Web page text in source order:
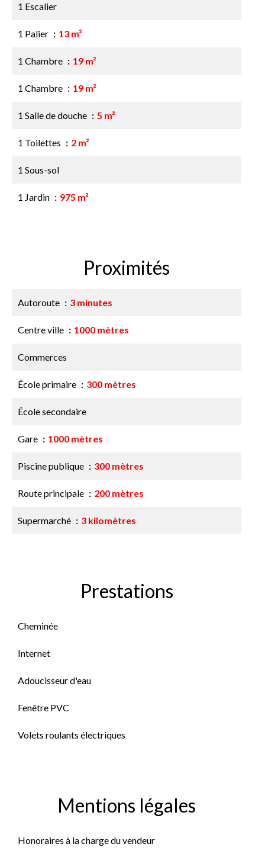
1 Escalier
1 Palier 13 m²
1 Chambre 19 m²
1 Chambre 19 m²
1 Salle de douche 5 m²
1 Toilettes 2 m²
1 Sous-sol
1 Jardin 975 m²
Proximités
Autoroute 3 minutes
Centre ville 1000 mètres
Commerces
École primaire 300 mètres
École secondaire
Gare 1000 mètres
Piscine publique 300 mètres
Route principale 200 mètres
Supermarché 3 kilomètres
Prestations
Cheminée
Internet
Adoucisseur d'eau
Fenêtre PVC
Volets roulants électriques
Mentions légales
Honoraires à la charge du vendeur